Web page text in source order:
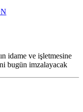
idame ve işletmesine
bugün imzalayacak